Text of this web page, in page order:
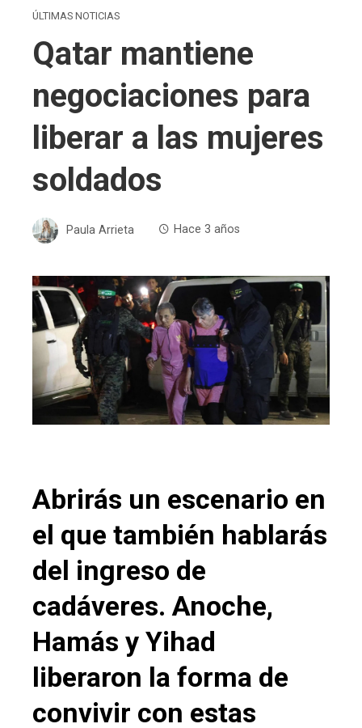
ÚLTIMAS NOTICIAS
Qatar mantiene
negociaciones para
liberar a las mujeres
soldados
Paula Arrieta Hace 3 años
Abrirás un escenario en
el que también hablarás
del ingreso de
cadáveres. Anoche,
Hamás y Yihad
liberaron la forma de
convivir con estas